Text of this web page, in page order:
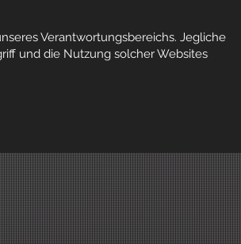
Verantwortungsbereichs. Jegliche
und die Nutzung solcher Websites